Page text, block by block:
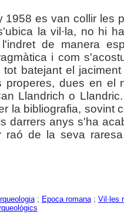
1958 es van collir les
la vil·la, no hi
l'indret de manera
i com
tot batejant el
properes, dues en
Llandrich o
la bibliografia, sovint
darrers anys s'ha
raó de la seva
; Epoca romana; Vil·les